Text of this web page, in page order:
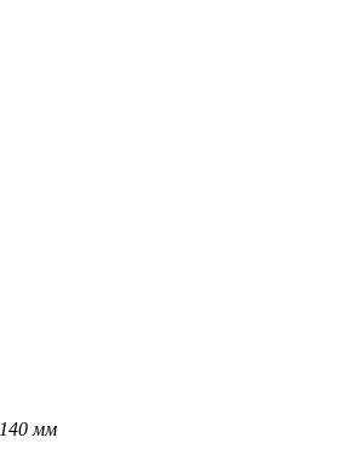
140 мм